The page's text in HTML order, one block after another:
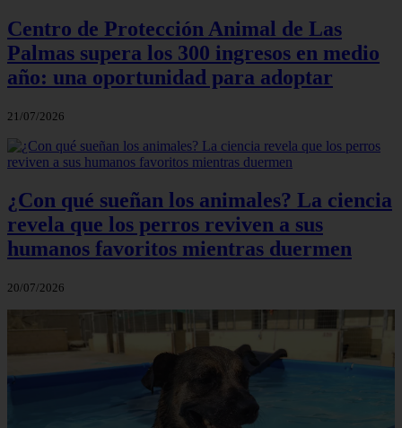
Centro de Protección Animal de Las
Palmas supera los 300 ingresos en medio
año: una oportunidad para adoptar
21/07/2026
¿Con qué sueñan los animales? La ciencia
revela que los perros reviven a sus
humanos favoritos mientras duermen
20/07/2026